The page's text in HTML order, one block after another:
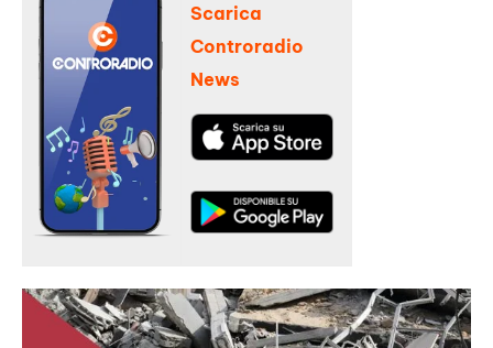
Scarica
Controradio
News